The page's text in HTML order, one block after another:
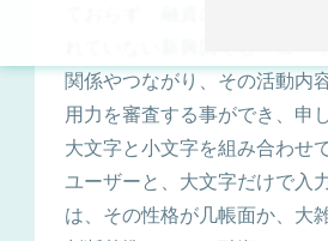
関係やつながり、その活動内
用力を審査する事ができ、申
大文字と小文字を組み合わせ
ユーザーと、大文字だけで入
は、その性格が几帳面か、大